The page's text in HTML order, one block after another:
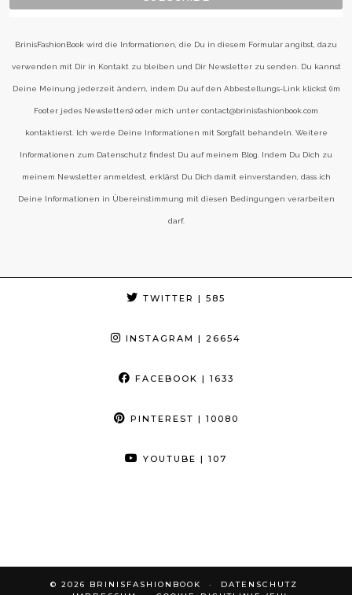
BrinisFashionBook wird die Informationen, die Du in diesem Formular angibst, dazu
verwenden mit Dir in Kontakt zu bleiben und Dir Newsletter zu senden. Du kannst
Deine Meinung jederzeit ändern, indem Du auf den Abbestellungs-Link klickst (im
Footer jedes Newsletters) oder mich unter contact@brinisfashionbook.com
kontaktierst. Ich werde Deine Informationen mit Sorgfalt behandeln. Weitere
Informationen zum Datenschutz findest Du auf meinem Blog. Indem Du Dich zu
meinem Newsletter anmeldest, erklärst Du Dich damit einverstanden, dass ich
Deine Informationen in Übereinstimmung mit diesen Bedingungen verarbeiten
darf.
TWITTER | 585
INSTAGRAM | 26654
FACEBOOK | 1633
PINTEREST | 10080
YOUTUBE | 107
© 2026 BRINISFASHIONBOOK
DATENSCHUTZ